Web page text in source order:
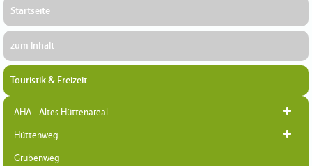
Startseite
zum Inhalt
Touristik & Freizeit
AHA - Altes Hüttenareal
Hüttenweg
Grubenweg